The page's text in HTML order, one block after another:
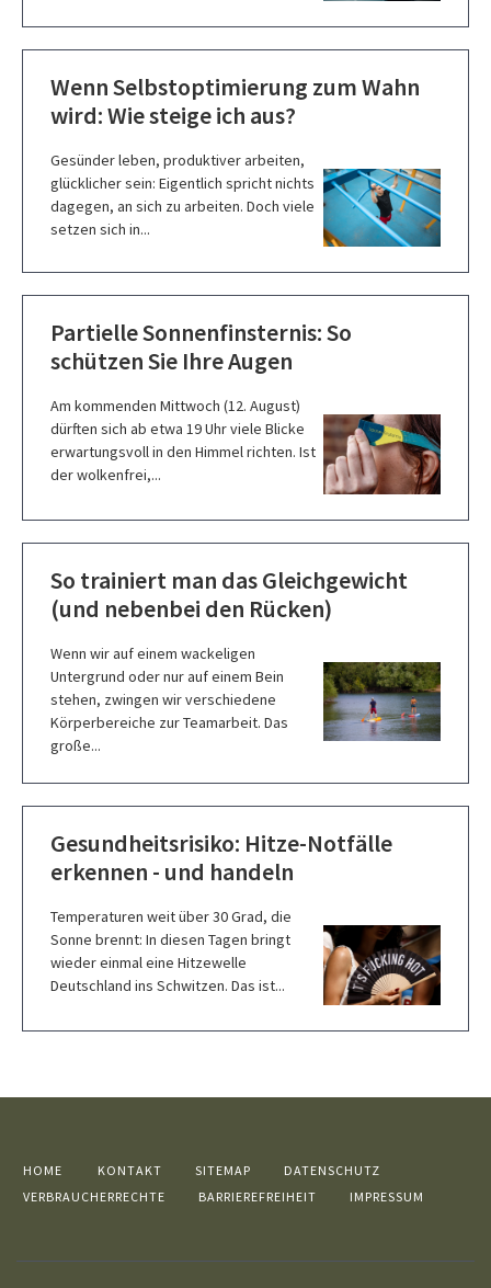
Wenn Selbstoptimierung zum Wahn
wird: Wie steige ich aus?
Gesünder leben, produktiver arbeiten,
glücklicher sein: Eigentlich spricht nichts
dagegen, an sich zu arbeiten. Doch viele
setzen sich in...
Partielle Sonnenfinsternis: So
schützen Sie Ihre Augen
Am kommenden Mittwoch (12. August)
dürften sich ab etwa 19 Uhr viele Blicke
erwartungsvoll in den Himmel richten. Ist
der wolkenfrei,...
So trainiert man das Gleichgewicht
(und nebenbei den Rücken)
Wenn wir auf einem wackeligen
Untergrund oder nur auf einem Bein
stehen, zwingen wir verschiedene
Körperbereiche zur Teamarbeit. Das
große...
Gesundheitsrisiko: Hitze-Notfälle
erkennen - und handeln
Temperaturen weit über 30 Grad, die
Sonne brennt: In diesen Tagen bringt
wieder einmal eine Hitzewelle
Deutschland ins Schwitzen. Das ist...
HOME KONTAKT SITEMAP
DATENSCHUTZ
VERBRAUCHERRECHTE
BARRIEREFREIHEIT IMPRESSUM